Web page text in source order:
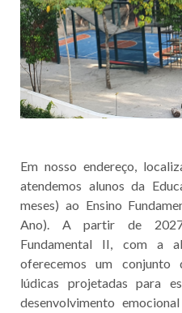
Em nosso endereço,
atendemos alunos da
meses) ao Ensino
Ano). A partir de
Fundamental II, com a
oferecemos um conjunto
lúdicas projetadas para
desenvolvimento